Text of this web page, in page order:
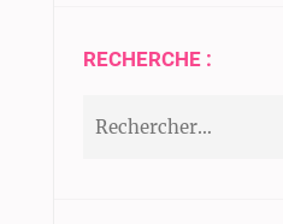
RECHERCHE :